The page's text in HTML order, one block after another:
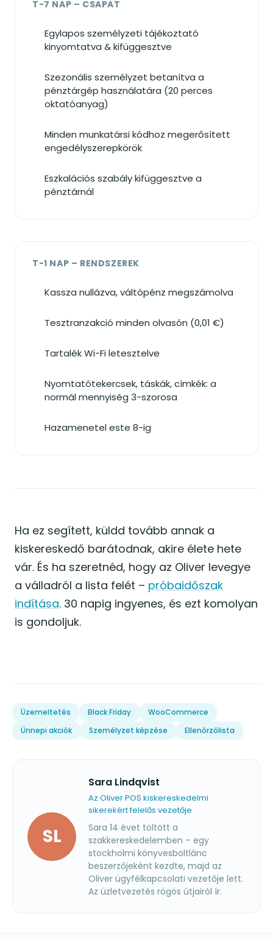
T-7 NAP – CSAPAT
Egylapos személyzeti tájékoztató
kinyomtatva & kifüggesztve
Szezonális személyzet betanítva a
pénztárgép használatára (20 perces
oktatóanyag)
Minden munkatársi kódhoz megerősített
engedélyszerepkörök
Eszkalációs szabály kifüggesztve a
pénztárnál
T-1 NAP – RENDSZEREK
Kassza nullázva, váltópénz megszámolva
Tesztranzakció minden olvasón (0,01 €)
Tartalék Wi-Fi letesztelve
Nyomtatótekercsek, táskák, címkék: a
normál mennyiség 3-szorosa
Hazamenetel este 8-ig
Ha ez segített, küldd tovább annak a
kiskereskedő barátodnak, akire élete hete
vár. És ha szeretnéd, hogy az Oliver levegye
a válladról a lista felét – próbaidőszak
indítása. 30 napig ingyenes, és ezt komolyan
is gondoljuk.
Üzemeltetés Black Friday
WooCommerce
Ünnepi akciók
Személyzet képzése Ellenőrzőlista
SL
Sara Lindqvist
Az Oliver POS kiskereskedelmi
sikerekért felelős vezetője
Sara 14 évet töltött a
szakkereskedelemben – egy
stockholmi könyvesboltlánc
beszerzőjeként kezdte, majd az
Oliver ügyfélkapcsolati vezetője lett.
Az üzletvezetés rögös útjairól ír.